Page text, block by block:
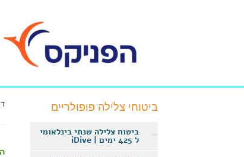
ביטוחי צלילה פופולריים
ביטוח צלילה שנתי בינלאומי
ל 425 ימים | iDive